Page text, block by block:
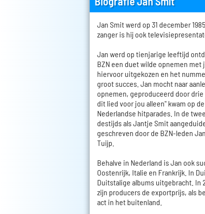
Jan Smit werd op 31 december
zanger is hij ook
Jan werd op tienjarige leeftijd
BZN een duet wilde opnemen
hiervoor uitgekozen en het
groot succes. Jan mocht naar
opnemen, geproduceerd door
dit lied voor jou alleen" kwam op
Nederlandse hitparades. In de
destijds als Jantje Smit
geschreven door de BZN-leden
Tuijp.
Behalve in Nederland is Jan ook
Oostenrijk, Italie en Frankrijk. In
Duitstalige albums uitgebracht. In
zijn producers de exportprijs, als
act in het buitenland.